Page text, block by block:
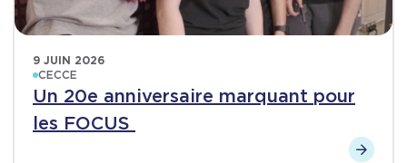
9 JUIN 2026
CECCE
Un 20e anniversaire marquant pour
les FOCUS